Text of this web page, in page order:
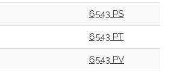
6543 PS
6543 PT
6543 PV